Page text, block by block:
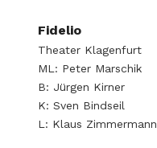
Fidelio
Theater Klagenfurt
ML: Peter Marschik
B: Jürgen Kirner
K: Sven Bindseil
L: Klaus Zimmermann